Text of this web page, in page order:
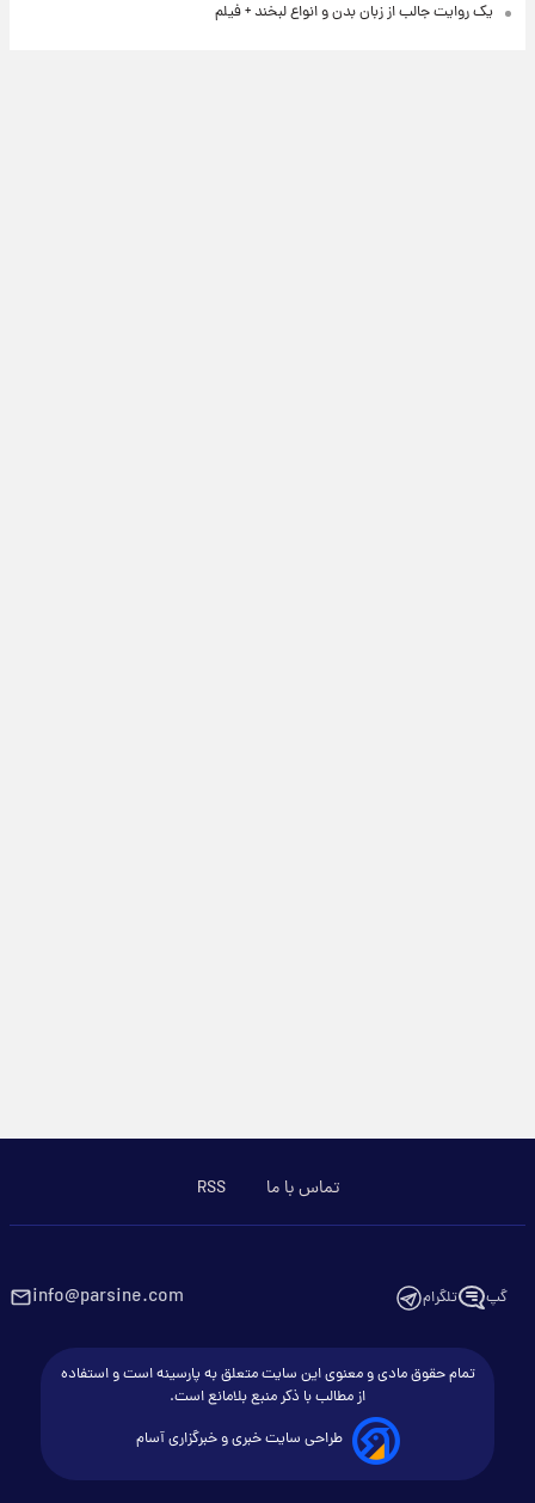
یک روایت جالب از زبان بدن و انواع لبخند + فیلم
تماس با ما RSS
گپ تلگرام info@parsine.com
تمام حقوق مادی و معنوی این سایت متعلق به پارسینه است و استفاده
از مطالب با ذکر منبع بلامانع است.
طراحی سایت خبری و خبرگزاری آسام